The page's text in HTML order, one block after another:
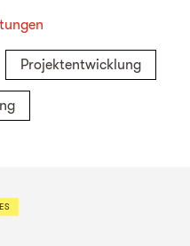
Projektentwicklung